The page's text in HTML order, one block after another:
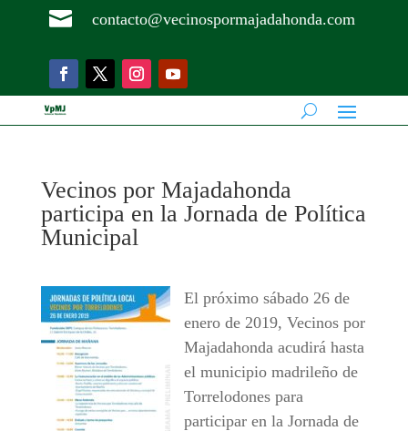
 contacto@vecinospormajadahonda.com
Vecinos por Majadahonda
participa en la Jornada de Política
Municipal
El próximo sábado 26 de
enero de 2019, Vecinos por
Majadahonda acudirá hasta
el municipio madrileño de
Torrelodones para
participar en la Jornada de